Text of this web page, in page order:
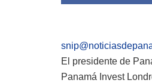
El presidente de
Panamá Invest